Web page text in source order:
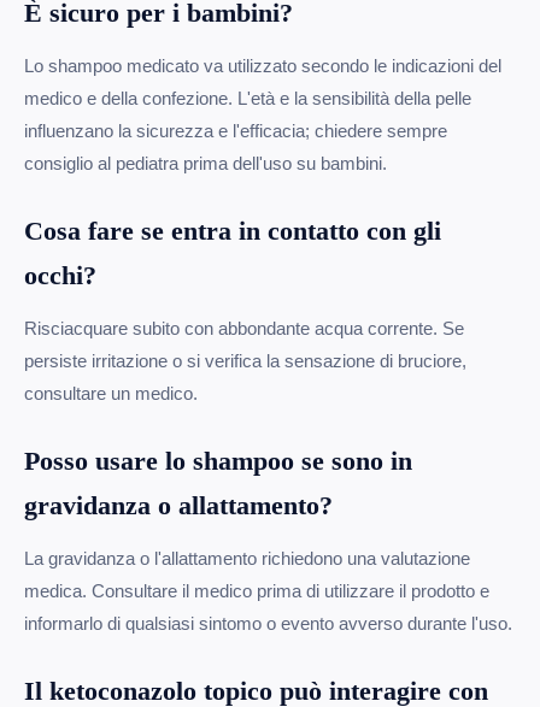
È sicuro per i bambini?
Lo shampoo medicato va utilizzato secondo le indicazioni del
medico e della confezione. L'età e la sensibilità della pelle
influenzano la sicurezza e l'efficacia; chiedere sempre
consiglio al pediatra prima dell'uso su bambini.
Cosa fare se entra in contatto con gli
occhi?
Risciacquare subito con abbondante acqua corrente. Se
persiste irritazione o si verifica la sensazione di bruciore,
consultare un medico.
Posso usare lo shampoo se sono in
gravidanza o allattamento?
La gravidanza o l'allattamento richiedono una valutazione
medica. Consultare il medico prima di utilizzare il prodotto e
informarlo di qualsiasi sintomo o evento avverso durante l'uso.
Il ketoconazolo topico può interagire con